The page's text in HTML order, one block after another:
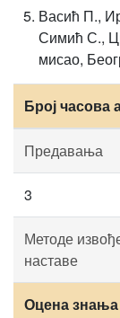
Васић П.,
Симић С.,
мисао,
Број часова
Предавања
3
Методе
наставе
Оцена знања